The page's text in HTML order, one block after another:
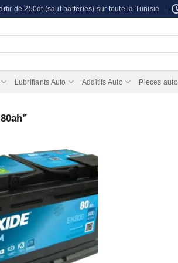
de 250dt (sauf batteries) sur toute la Tunisie
Lubrifiants Auto Additifs Auto Pieces auto